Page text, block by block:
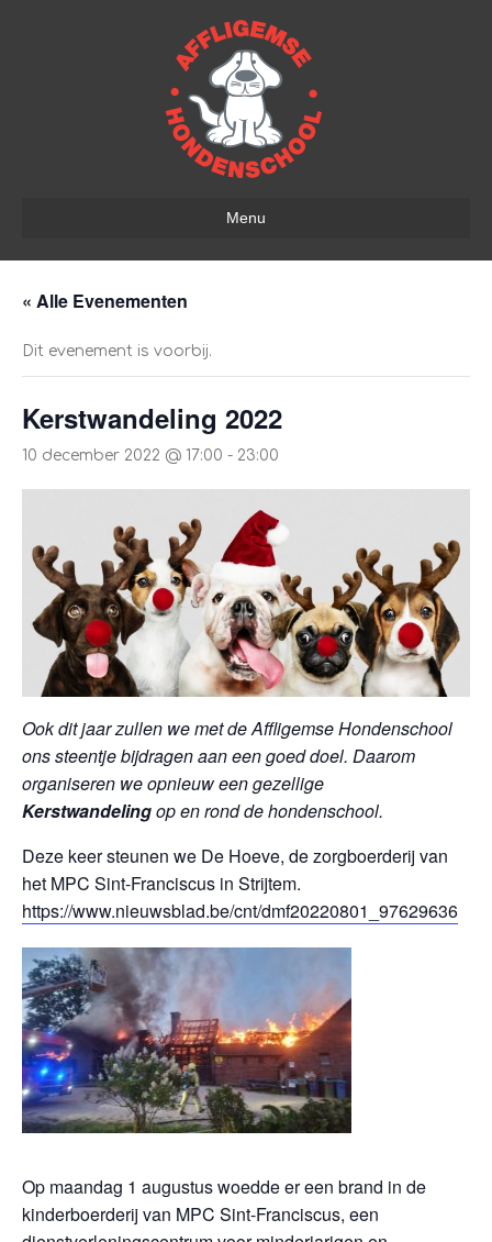
Menu
« Alle Evenementen
Dit evenement is voorbij.
Kerstwandeling 2022
10 december 2022 @ 17:00 - 23:00
Ook dit jaar zullen we met de Affligemse Hondenschool
ons steentje bijdragen aan een goed doel. Daarom
organiseren we opnieuw een gezellige
Kerstwandelingop en rond de hondenschool.
Deze keer steunen we De Hoeve, de zorgboerderij van
het MPC Sint-Franciscus in Strijtem.
https://www.nieuwsblad.be/cnt/dmf20220801_97629636
Op maandag 1 augustus woedde er een brand in de
kinderboerderij van MPC Sint-Franciscus, een